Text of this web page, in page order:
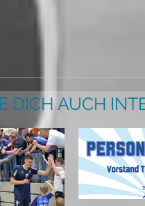
DICH AUCH